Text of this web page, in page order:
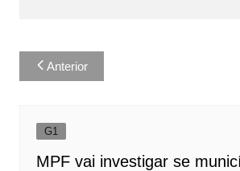
Navegação
de
Anterior
G1
MPF vai investigar se